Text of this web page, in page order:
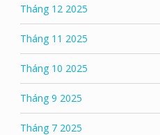
Tháng 12 2025
Tháng 11 2025
Tháng 10 2025
Tháng 9 2025
Tháng 7 2025